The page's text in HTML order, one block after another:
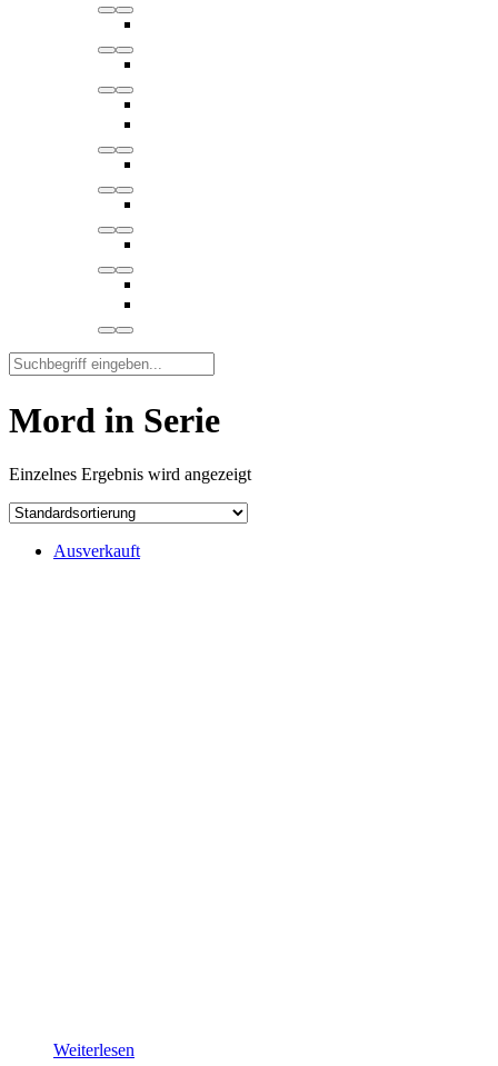
Mord in Serie
Einzelnes Ergebnis wird angezeigt
Ausverkauft
Weiterlesen